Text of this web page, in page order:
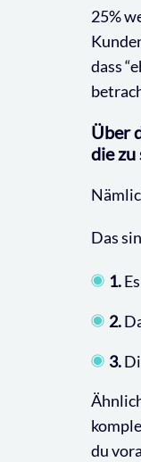
25%
dass
Über
die
Das
1.
2.
3.
du